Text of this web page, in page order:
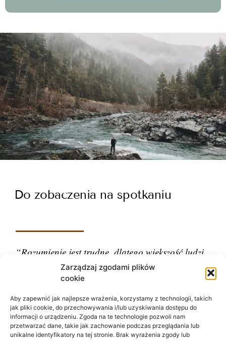
Zarządzaj zgodami plików
cookie
Aby zapewnić jak najlepsze wrażenia, korzystamy z technologii, takich
jak pliki cookie, do przechowywania i/lub uzyskiwania dostępu do
informacji o urządzeniu. Zgoda na te technologie pozwoli nam
przetwarzać dane, takie jak zachowanie podczas przeglądania lub
unikalne identyfikatory na tej stronie. Brak wyrażenia zgody lub
Do zobaczenia na spotkaniu
“Rozumienie jest trudne, dlatego większość ludzi
– Carl Gustav Jung